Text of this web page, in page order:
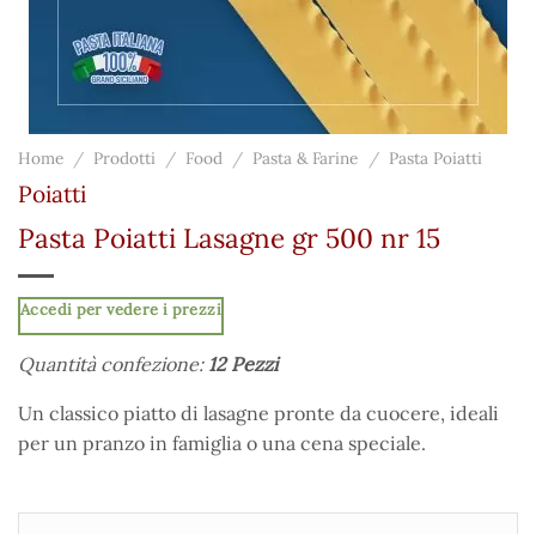
Home / Prodotti / Food / Pasta & Farine / Pasta Poiatti
Poiatti
Pasta Poiatti Lasagne gr 500 nr 15
Accedi per vedere i prezzi
Quantità confezione: 12 Pezzi
Un classico piatto di lasagne pronte da cuocere, ideali
per un pranzo in famiglia o una cena speciale.